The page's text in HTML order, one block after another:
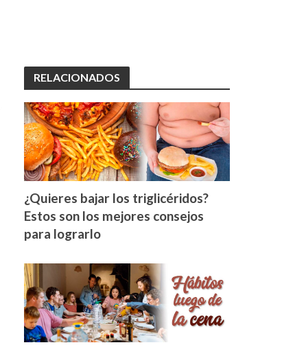
RELACIONADOS
¿Quieres bajar los triglicéridos?
Estos son los mejores consejos
para lograrlo